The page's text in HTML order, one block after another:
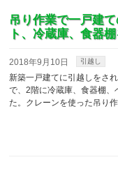
吊り作業で一戸建
ト、冷蔵庫、食器
2018年9月10日 引越し
新築一戸建てに引越しをさ
で、2階に冷蔵庫、食器棚、
た。クレーンを使った吊り作